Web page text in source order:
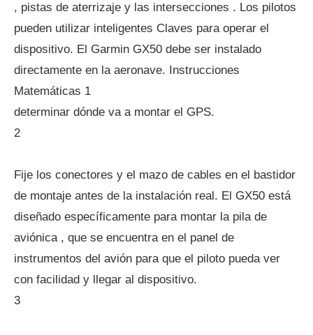
, pistas de aterrizaje y las intersecciones . Los pilotos
pueden utilizar inteligentes Claves para operar el
dispositivo. El Garmin GX50 debe ser instalado
directamente en la aeronave. Instrucciones
Matemáticas 1
determinar dónde va a montar el GPS.
2
Fije los conectores y el mazo de cables en el bastidor
de montaje antes de la instalación real. El GX50 está
diseñado específicamente para montar la pila de
aviónica , que se encuentra en el panel de
instrumentos del avión para que el piloto pueda ver
con facilidad y llegar al dispositivo.
3